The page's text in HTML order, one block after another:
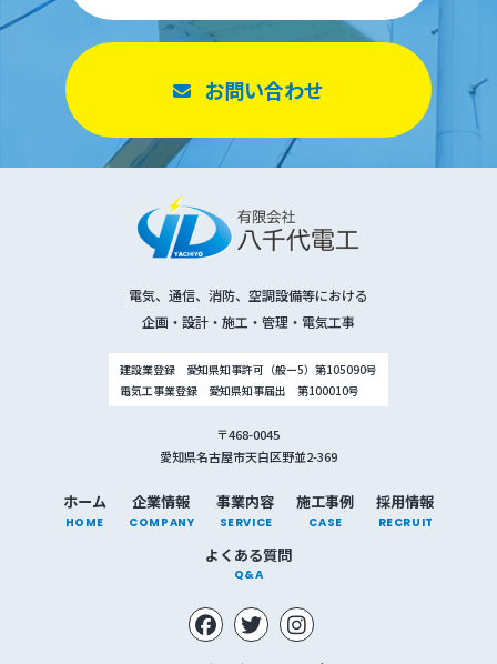
お問い合わせ
電気、通信、消防、空調設備等における
企画・設計・施工・管理・電気工事
建設業登録 愛知県知事許可（般ー5）第105090号
電気工事業登録 愛知県知事届出 第100010号
〒468-0045
愛知県名古屋市天白区野並2-369
ホーム
HOME
企業情報
COMPANY
事業内容
SERVICE
施工事例
CASE
採用情報
RECRUIT
よくある質問
Q&A